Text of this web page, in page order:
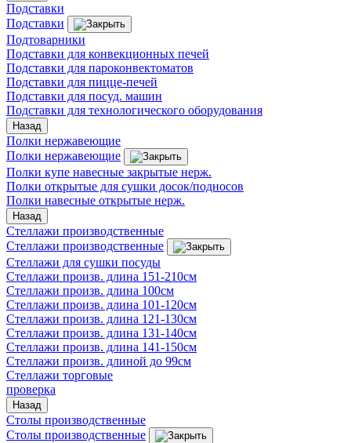
Подставки
Подставки
Подтоварники
Подставки для конвекционных печей
Подставки для пароконвектоматов
Подставки для пицце-печей
Подставки для посуд. машин
Подставки для технологического оборудования
Назад
Полки нержавеющие
Полки нержавеющие
Полки купе навесные закрытые нерж.
Полки открытые для сушки досок/подносов
Полки навесные открытые нерж.
Назад
Стеллажи производственные
Стеллажи производственные
Стеллажи для сушки посуды
Стеллажи произв. длина 151-210см
Стеллажи произв. длина 100см
Стеллажи произв. длина 101-120см
Стеллажи произв. длина 121-130см
Стеллажи произв. длина 131-140см
Стеллажи произв. длина 141-150см
Стеллажи произв. длиной до 99см
Стеллажи торговые
проверка
Назад
Столы производственные
Столы производственные